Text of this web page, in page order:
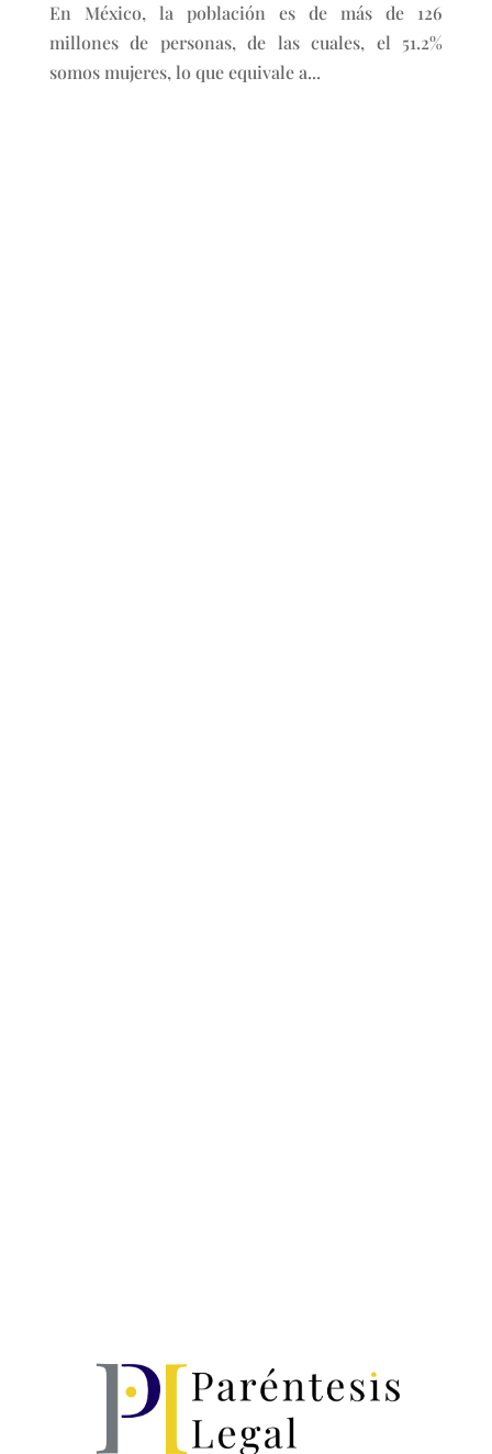
En México, la población es de más de 126
millones de personas, de las cuales, el 51.2%
somos mujeres, lo que equivale a...